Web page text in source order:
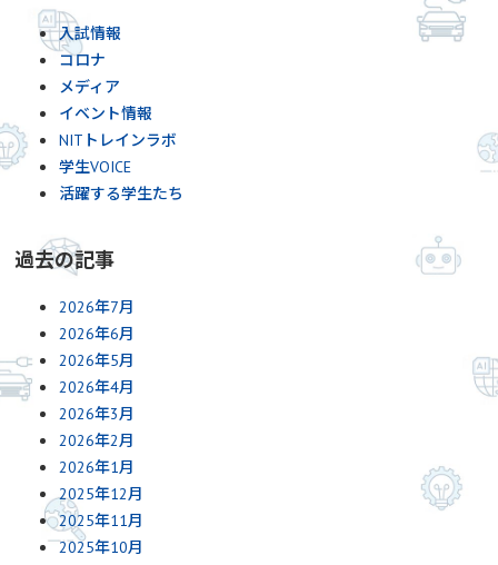
入試情報
コロナ
メディア
イベント情報
NITトレインラボ
学生VOICE
活躍する学生たち
過去の記事
2026年7月
2026年6月
2026年5月
2026年4月
2026年3月
2026年2月
2026年1月
2025年12月
2025年11月
2025年10月